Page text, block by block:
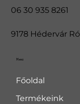
06 30 935 8261
9178 Hédervár
Menü
Főoldal
Termékeink